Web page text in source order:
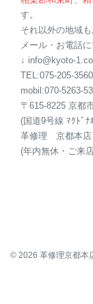
す。
それ以外の地域
メール・お電話
↓ info@kyoto-
TEL:075-205-3560
mobil:070-5263-
〒615-8225 京都
(国道9号線 ﾏｸﾄﾞ
革修理
京都本 店
(年内無休・ご来
© 2026 革修理京都本